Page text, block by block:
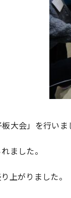
大会」を行い
ました。
上がりました。